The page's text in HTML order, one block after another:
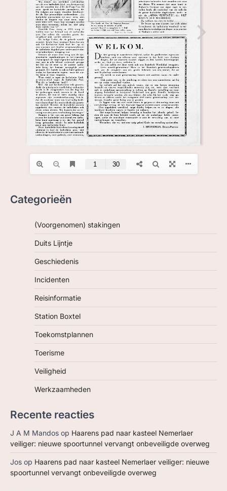
ZOEK, IN BC
Categorieën
(Voorgenomen) stakingen
Duits Lijntje
Geschiedenis
Incidenten
Reisinformatie
Station Boxtel
Toekomstplannen
Toerisme
Veiligheid
Werkzaamheden
Recente reacties
J A M Mandos op Haarens pad naar kasteel Nemerlaer
veiliger: nieuwe spoortunnel vervangt onbeveiligde overweg
Jos op Haarens pad naar kasteel Nemerlaer veiliger: nieuwe
spoortunnel vervangt onbeveiligde overweg